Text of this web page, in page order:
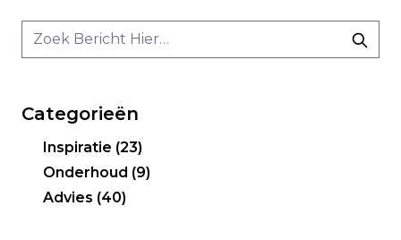
Categorieën
Inspiratie (23)
Onderhoud (9)
Advies (40)